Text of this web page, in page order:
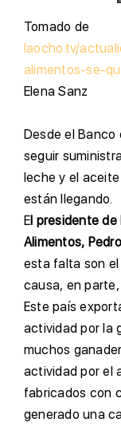
NOTICIAS
CONTACTO
Tomado de
laocho.tv/
alimentos-se-
Elena Sanz
Desde el Banco
seguir
leche y el
están llegando.
El presidente de
Alimentos,
esta falta son
causa, en
Este país
actividad por la
muchos
actividad por el
fabricados con
generado una